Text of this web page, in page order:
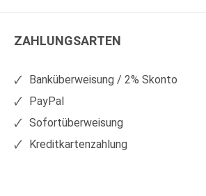
auf
auf
ZAHLUNGSARTEN
Banküberweisung / 2% Skonto
PayPal
Sofortüberweisung
Kreditkartenzahlung